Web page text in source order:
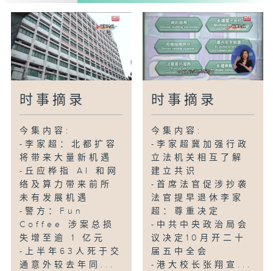
-启德智慧绿色集体运输系统方案获通过
-英基幼稚园前行政主任贪案 14被告囚8至
14个月
时事摘录
今集内容:
-李家超：北都扩容
将带来大量新机遇
-丘应桦指 AI 和网
络及算力带来前所
未有发展机遇
-警方：Fun
Coffee 涉案总损
失增至逾 1 亿元
-上半年63人死于交
通意外较去年同...
时事摘录
今集内容:
-李家超冀加强行政
立法机关相互了解
建立共识
-首席法官促涉抄袭
法官提早退休李家
超：尊重决定
-中共中央政治局会
议决定10月开二十
届五中全会
-港大校长张翔宣...